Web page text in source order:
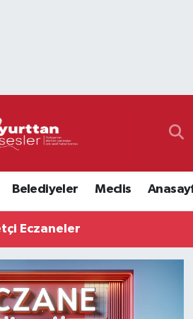
Belediyeler Meclis
Eczaneler
ve Fikstür